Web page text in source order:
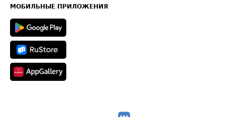
Техническая информация
МОБИЛЬНЫЕ ПРИЛОЖЕНИЯ